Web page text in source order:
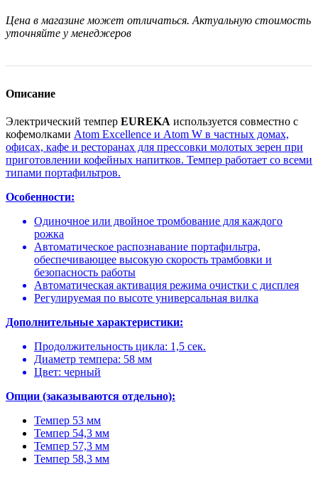
Цена в магазине может отличаться. Актуальную стоимость
уточняйте у менеджеров
Описание
Электрический темпер EUREKA используется совместно с
кофемолками Atom Excellence и Atom W в частных домах,
офисах, кафе и ресторанах для прессовки молотых зерен при
приготовлении кофейных напитков. Темпер работает со всеми
типами портафильтров.
Особенности:
Одиночное или двойное тромбование для каждого
рожка
Автоматическое распознавание портафильтра,
обеспечивающее высокую скорость трамбовки и
безопасность работы
Автоматическая активация режима очистки с дисплея
Регулируемая по высоте универсальная вилка
Дополнительные характеристики:
Продолжительность цикла: 1,5 сек.
Диаметр темпера: 58 мм
Цвет: черный
Опции (заказываются отдельно):
Темпер 53 мм
Темпер 54,3 мм
Темпер 57,3 мм
Темпер 58,3 мм